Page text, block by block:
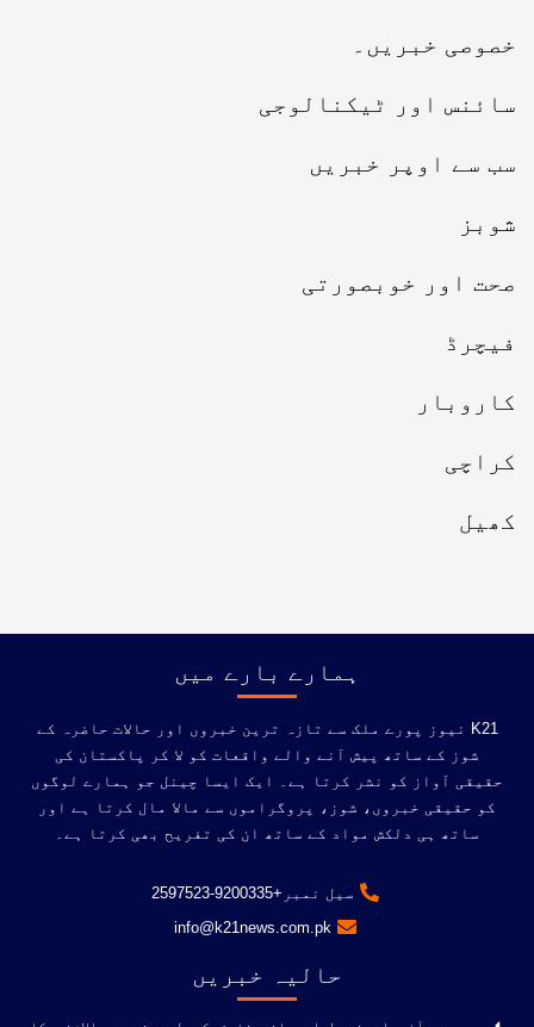
خصوصی خبریں۔
سائنس اور ٹیکنالوجی
سب سے اوپر خبریں
شوبز
صحت اور خوبصورتی
فیچرڈ
کاروبار
کراچی
کھیل
ہمارے بارے میں
K21 نیوز پورے ملک سے تازہ ترین خبروں اور حالات حاضرہ کے
شوز کے ساتھ پیش آنے والے واقعات کو لا کر پاکستان کی
حقیقی آواز کو نشر کرتا ہے۔ ایک ایسا چینل جو ہمارے لوگوں
کو حقیقی خبروں، شوز، پروگراموں سے مالا مال کرتا ہے اور
ساتھ ہی دلکش مواد کے ساتھ ان کی تفریح ​​بھی کرتا ہے۔
سیل نمبر+9200335-2597523
info@k21news.com.pk
حالیہ خبریں